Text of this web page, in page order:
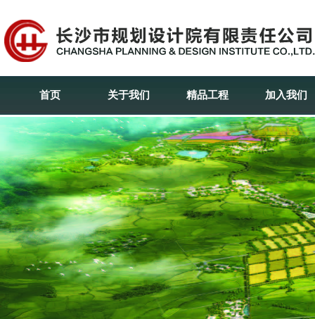
首页 关于我们 精品工程 加入我们